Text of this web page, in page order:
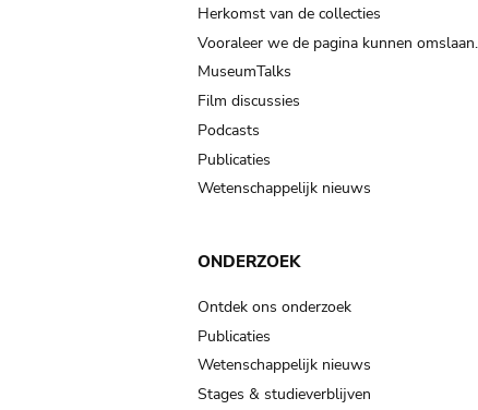
Herkomst van de collecties
Vooraleer we de pagina kunnen
MuseumTalks
Film discussies
Podcasts
Publicaties
Wetenschappelijk nieuws
ONDERZOEK
Ontdek ons onderzoek
Publicaties
Wetenschappelijk nieuws
Stages & studieverblijven